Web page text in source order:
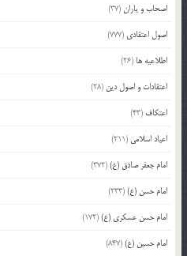
اصحاب و یاران(37)
اصول اعتقادی (777)
اطلاعیه ها (26)
اعتقادات و اصول دین (28)
اعتکاف (43)
اعیاد اسلامی (211)
امام جعفر صادق (ع)(372)
امام حسن (ع)(233)
امام حسن عسکری (ع)(172)
امام حسین (ع)(847)